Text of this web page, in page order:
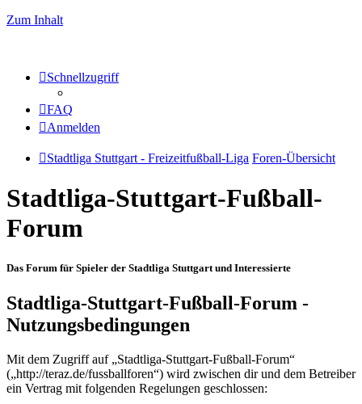
Zum Inhalt
Schnellzugriff
FAQ
Anmelden
Stadtliga Stuttgart - Freizeitfußball-Liga Foren-Übersicht
Stadtliga-Stuttgart-Fußball-
Forum
Das Forum für Spieler der Stadtliga Stuttgart und Interessierte
Stadtliga-Stuttgart-Fußball-Forum -
Nutzungsbedingungen
Mit dem Zugriff auf „Stadtliga-Stuttgart-Fußball-Forum“
(„http://teraz.de/fussballforen“) wird zwischen dir und dem Betreiber
ein Vertrag mit folgenden Regelungen geschlossen: